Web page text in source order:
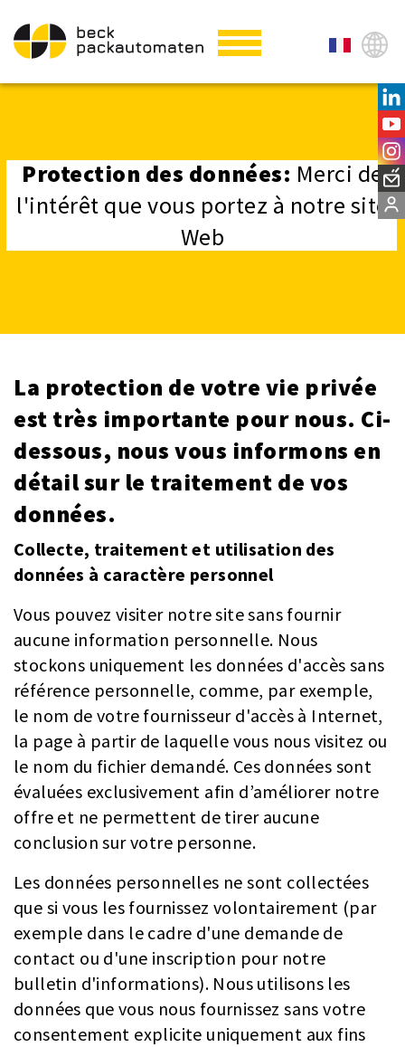
Protection des données: Merci de
l'intérêt que vous portez à notre site
Web
La protection de votre vie privée
est très importante pour nous. Ci-
dessous, nous vous informons en
détail sur le traitement de vos
données.
Collecte, traitement et utilisation des
données à caractère personnel
Vous pouvez visiter notre site sans fournir
aucune information personnelle. Nous
stockons uniquement les données d'accès sans
référence personnelle, comme, par exemple,
le nom de votre fournisseur d'accès à Internet,
la page à partir de laquelle vous nous visitez ou
le nom du fichier demandé. Ces données sont
évaluées exclusivement afin d’améliorer notre
offre et ne permettent de tirer aucune
conclusion sur votre personne.
Les données personnelles ne sont collectées
que si vous les fournissez volontairement (par
exemple dans le cadre d'une demande de
contact ou d'une inscription pour notre
bulletin d'informations). Nous utilisons les
données que vous nous fournissez sans votre
consentement explicite uniquement aux fins